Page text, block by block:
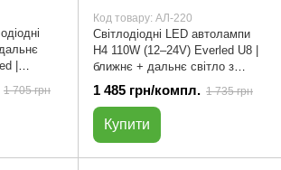
|
1 705 грн
Код товару: АЛ-220
Світлодіодні LED автолампи
H4 110W (12–24V) Everled U8 |
ближнє + дальнє світло з
лінзою | комплект 2 шт |
АЛ-220
1 485 грн/компл. 1 735 грн
Купити